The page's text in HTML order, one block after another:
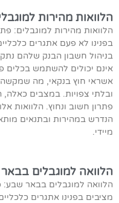
הלוואות מהירות
הלוואות מהירות למוגבלים:
בפנינו לא פעם אתגרים
בניהול חשבון הבנק שלהם
אינם יכולים להשתמש בכלים
אשראי חוץ בנקאי, מה
ובלתי צפויות. במצבים כאלה,
פתרון חשוב ונחוץ. הלוואות
הנדרש במהירות ובתנאים
מיידי.
הלוואה למוגבלים
הלוואה למוגבלים בבאר שבע:
מציבים בפנינו אתגרים